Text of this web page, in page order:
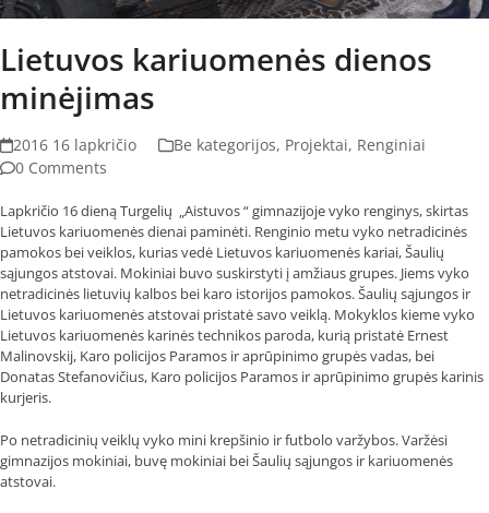
Lietuvos kariuomenės dienos
minėjimas
2016 16 lapkričio Be kategorijos, Projektai, Renginiai
0 Comments
Lapkričio 16 dieną Turgelių „Aistuvos “ gimnazijoje vyko renginys, skirtas
Lietuvos kariuomenės dienai paminėti. Renginio metu vyko netradicinės
pamokos bei veiklos, kurias vedė Lietuvos kariuomenės kariai, Šaulių
sąjungos atstovai. Mokiniai buvo suskirstyti į amžiaus grupes. Jiems vyko
netradicinės lietuvių kalbos bei karo istorijos pamokos. Šaulių sąjungos ir
Lietuvos kariuomenės atstovai pristatė savo veiklą. Mokyklos kieme vyko
Lietuvos kariuomenės karinės technikos paroda, kurią pristatė Ernest
Malinovskij, Karo policijos Paramos ir aprūpinimo grupės vadas, bei
Donatas Stefanovičius, Karo policijos Paramos ir aprūpinimo grupės karinis
kurjeris.
Po netradicinių veiklų vyko mini krepšinio ir futbolo varžybos. Varžėsi
gimnazijos mokiniai, buvę mokiniai bei Šaulių sąjungos ir kariuomenės
atstovai.